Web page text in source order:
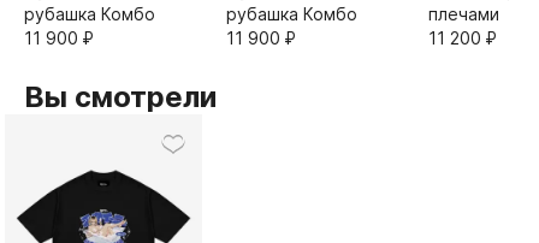
рубашка Комбо
11 900⁠ ⁠₽
рубашка Комбо
11 900⁠ ⁠₽
плечами
11 200⁠ ⁠₽
Вы смотрели